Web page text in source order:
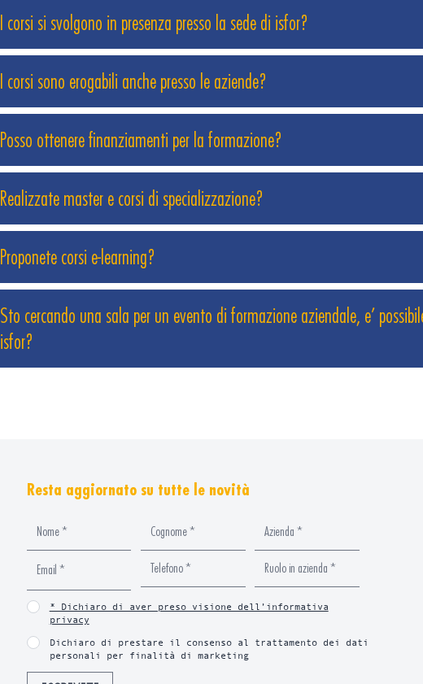
I corsi si svolgono in presenza presso la sede di isfor?
I corsi sono erogabili anche presso le aziende?
Posso ottenere finanziamenti per la formazione?
Realizzate master e corsi di specializzazione?
Proponete corsi e-learning?
Sto cercando una sala per un evento di formazione aziendale, e’
isfor?
Resta aggiornato su tutte le novità
* Dichiaro di aver preso visione dell’informativa
privacy
Dichiaro di prestare il consenso al trattamento dei dati
personali per finalità di marketing